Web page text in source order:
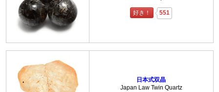
好き！ 551
日本式双晶
Japan Law Twin Quartz